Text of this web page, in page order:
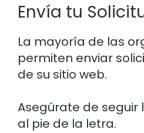
Envía tu
La mayoría de las
permiten enviar
de su sitio web.
Asegúrate de seguir
al pie de la letra.